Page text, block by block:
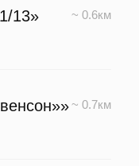
13» ~ 0.6км
~ 0.7км